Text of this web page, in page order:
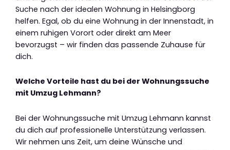
Suche nach der idealen Wohnung in Helsingborg
helfen. Egal, ob du eine Wohnung in der Innenstadt, in
einem ruhigen Vorort oder direkt am Meer
bevorzugst – wir finden das passende Zuhause für
dich.
Welche Vorteile hast du bei der Wohnungssuche
mit Umzug Lehmann?
Bei der Wohnungssuche mit Umzug Lehmann kannst
du dich auf professionelle Unterstützung verlassen.
Wir nehmen uns Zeit, um deine Wünsche und